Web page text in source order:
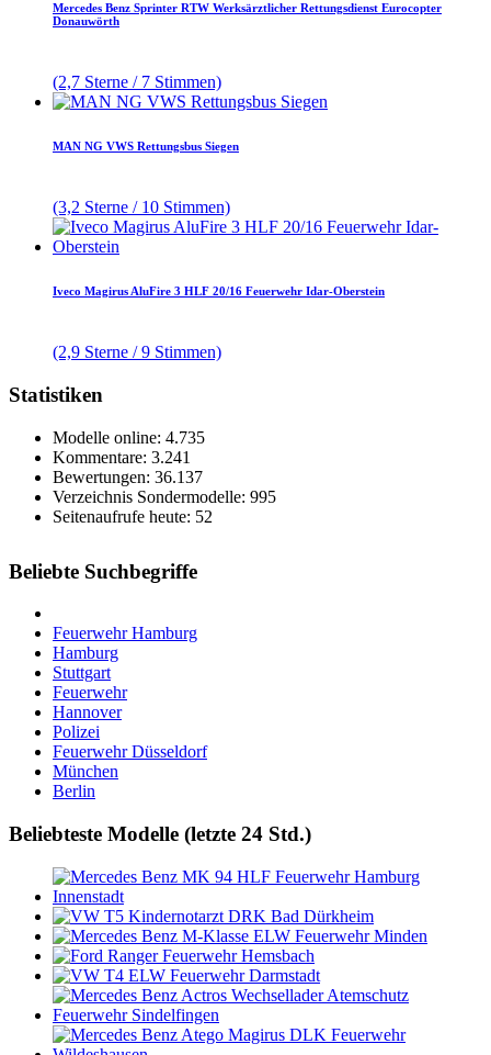
Mercedes Benz Sprinter RTW Werksärztlicher Rettungsdienst Eurocopter
Donauwörth
(2,7 Sterne / 7 Stimmen)
MAN NG VWS Rettungsbus Siegen
(3,2 Sterne / 10 Stimmen)
Iveco Magirus AluFire 3 HLF 20/16 Feuerwehr Idar-Oberstein
(2,9 Sterne / 9 Stimmen)
Statistiken
Modelle online: 4.735
Kommentare: 3.241
Bewertungen: 36.137
Verzeichnis Sondermodelle: 995
Seitenaufrufe heute: 52
Beliebte Suchbegriffe
Feuerwehr Hamburg
Hamburg
Stuttgart
Feuerwehr
Hannover
Polizei
Feuerwehr Düsseldorf
München
Berlin
Beliebteste Modelle (letzte 24 Std.)